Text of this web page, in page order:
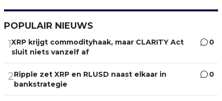
POPULAIR NIEUWS
1XRP krijgt commodityhaak, maar CLARITY Act
sluit niets vanzelf af
0
2Ripple zet XRP en RLUSD naast elkaar in
bankstrategie
0